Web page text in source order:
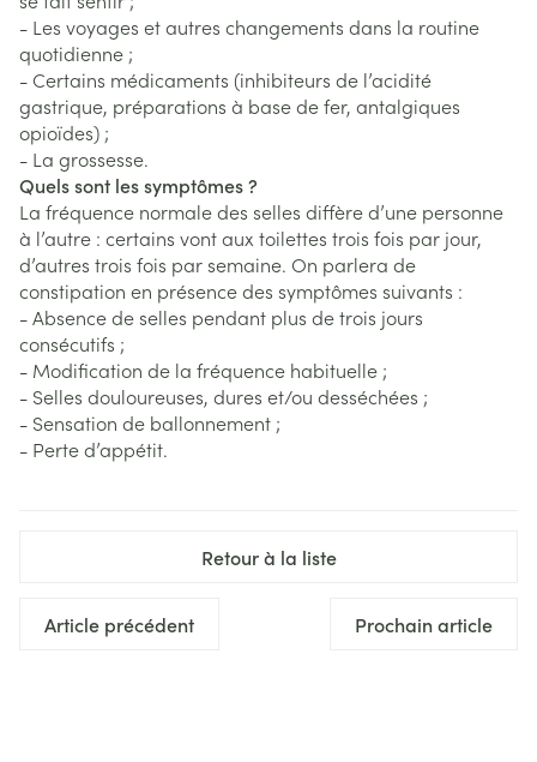
- Les voyages et autres changements dans la routine
quotidienne ;
- Certains médicaments (inhibiteurs de l’acidité
gastrique, préparations à base de fer, antalgiques
opioïdes) ;
- La grossesse.
Quels sont les symptômes ?
La fréquence normale des selles diffère d’une personne
à l’autre : certains vont aux toilettes trois fois par jour,
d’autres trois fois par semaine. On parlera de
constipation en présence des symptômes suivants :
- Absence de selles pendant plus de trois jours
consécutifs ;
- Modification de la fréquence habituelle ;
- Selles douloureuses, dures et/ou desséchées ;
- Sensation de ballonnement ;
- Perte d’appétit.
Retour à la liste
Article précédent Prochain article